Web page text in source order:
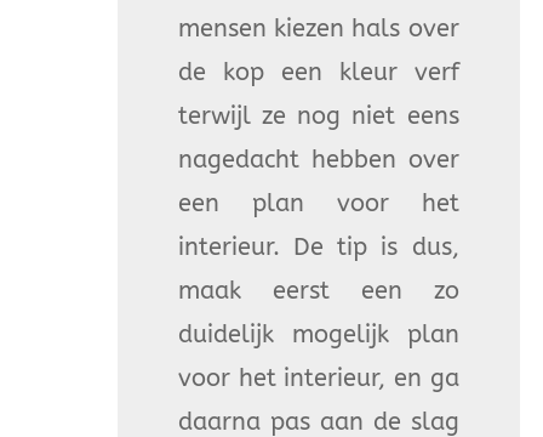
mensen kiezen hals over
de kop een kleur verf
terwijl ze nog niet eens
nagedacht hebben over
een plan voor het
interieur. De tip is dus,
maak eerst een zo
duidelijk mogelijk plan
voor het interieur, en ga
daarna pas aan de slag